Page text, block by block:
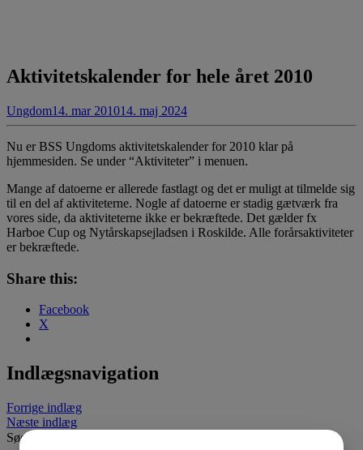
Aktivitetskalender for hele året 2010
Ungdom14. mar 201014. maj 2024
Nu er BSS Ungdoms aktivitetskalender for 2010 klar på
hjemmesiden. Se under “Aktiviteter” i menuen.
Mange af datoerne er allerede fastlagt og det er muligt at tilmelde sig
til en del af aktiviteterne. Nogle af datoerne er stadig gætværk fra
vores side, da aktiviteterne ikke er bekræftede. Det gælder fx
Harboe Cup og Nytårskapsejladsen i Roskilde. Alle forårsaktiviteter
er bekræftede.
Share this:
Facebook
X
Indlægsnavigation
Forrige indlæg
Næste indlæg
Søg efter: